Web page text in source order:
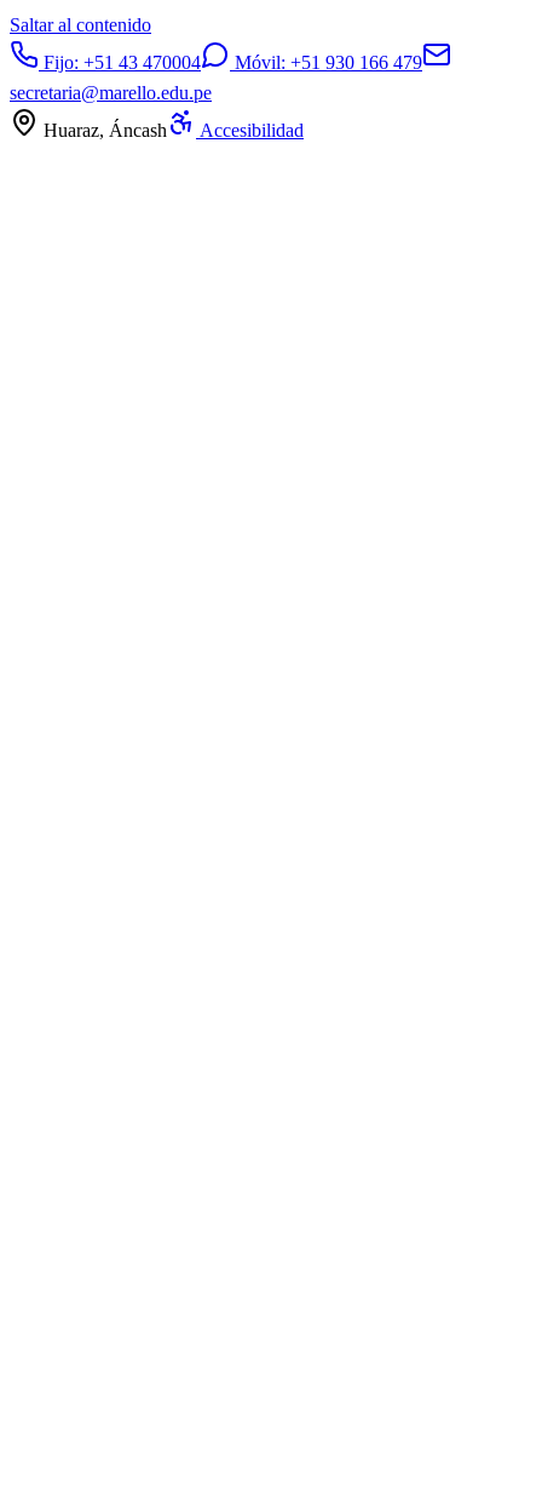
Saltar al contenido
Fijo: +51 43 470004 Móvil: +51 930 166 479
secretaria@marello.edu.pe
Huaraz, Áncash
Accesibilidad